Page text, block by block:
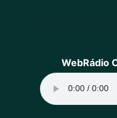
WebRádio